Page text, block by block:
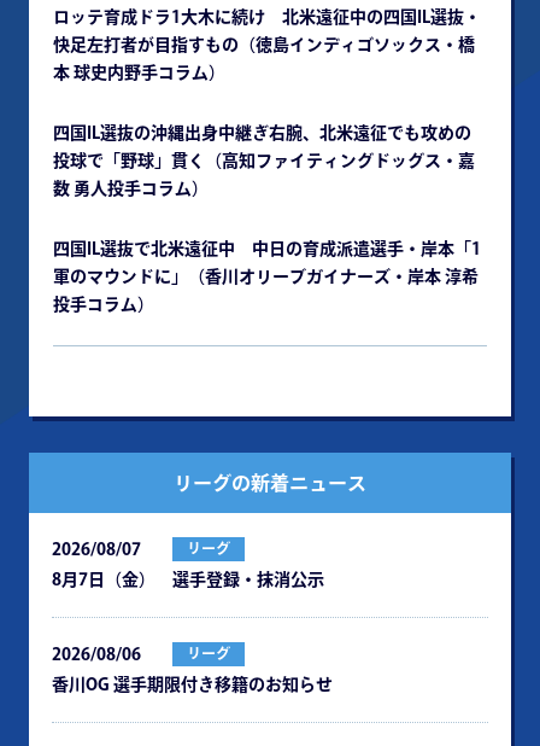
ロッテ育成ドラ1大木に続け 北米遠征中の四国IL選抜・
快足左打者が目指すもの（徳島インディゴソックス・橋
本 球史内野手コラム）
四国IL選抜の沖縄出身中継ぎ右腕、北米遠征でも攻めの
投球で「野球」貫く（高知ファイティングドッグス・嘉
数 勇人投手コラム）
四国IL選抜で北米遠征中 中日の育成派遣選手・岸本「1
軍のマウンドに」（香川オリーブガイナーズ・岸本 淳希
投手コラム）
リーグの新着ニュース
2026/08/07 リーグ
8月7日（金） 選手登録・抹消公示
2026/08/06 リーグ
⾹川OG 選⼿期限付き移籍のお知らせ